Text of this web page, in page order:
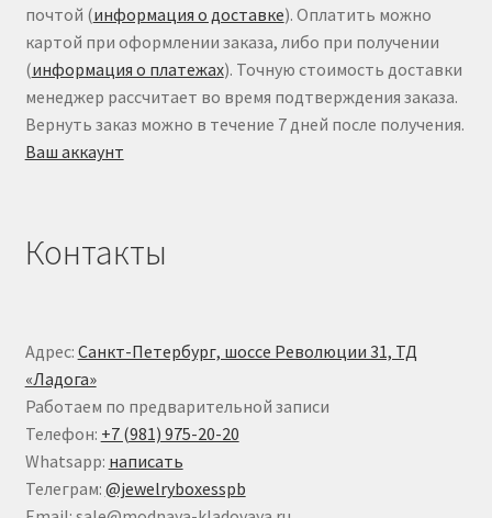
почтой (информация о доставке). Оплатить можно
картой при оформлении заказа, либо при получении
(информация о платежах). Точную стоимость доставки
менеджер рассчитает во время подтверждения заказа.
Вернуть заказ можно в течение 7 дней после получения.
Ваш аккаунт
Контакты
Адрес: Санкт-Петербург, шоссе Революции 31, ТД
«Ладога»
Работаем по предварительной записи
Телефон: +7 (981) 975-20-20
Whatsapp: написать
Телеграм: @jewelryboxesspb